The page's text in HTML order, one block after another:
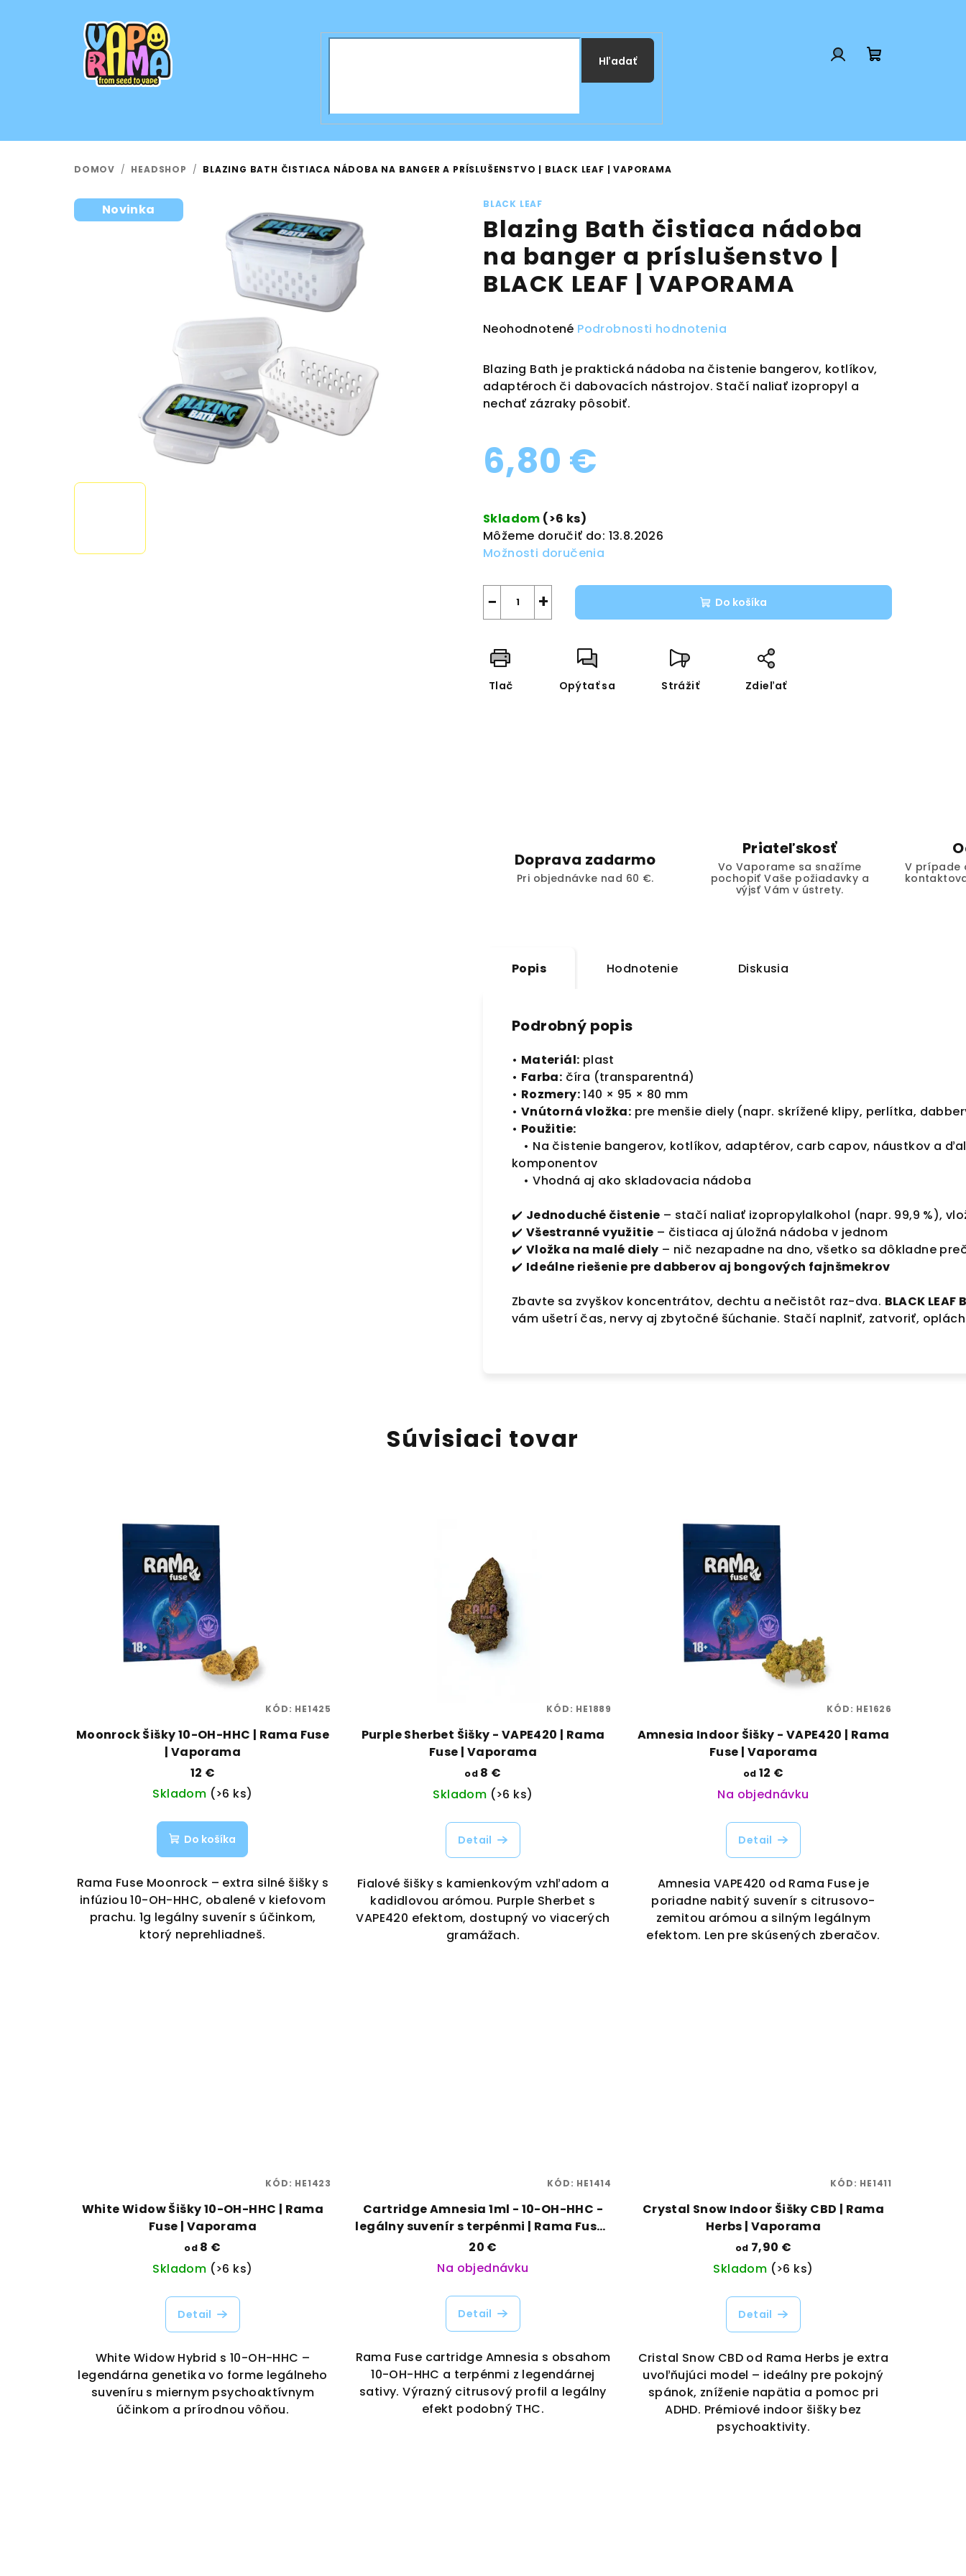
Hľadať
DOMOV / HEADSHOP / BLAZING BATH ČISTIACA NÁDOBA NA BANGER A PRÍSLUŠENSTVO | BLACK LEAF | VAPORAMA
BLACK LEAF
Blazing Bath čistiaca nádoba
na banger a príslušenstvo |
BLACK LEAF | VAPORAMA
Priemerné
produktu
je
0,0
hviezdičiek.
Neohodnotené Podrobnosti hodnotenia
Blazing Bath je praktická nádoba na čistenie bangerov, kotlíkov,
adaptéroch či dabovacích nástrojov. Stačí naliať izopropyl a
nechať zázraky pôsobiť.
6,80 €
cena:
Skladom (>6 ks)
Môžeme doručiť do: 13.8.2026
Možnosti doručenia
+
− Do košíka
Tlač Opýtať sa Strážiť Zdieľať
Novinka
Doprava zadarmo
Pri objednávke nad 60 €.
Priateľskosť
Vo Vaporame sa snažíme
pochopiť Vaše požiadavky a
výjsť Vám v ústrety.
V prípade
Popis Hodnotenie Diskusia
Podrobný popis
• Materiál: plast
• Farba: číra (transparentná)
• Rozmery:140 × 95 × 80 mm
• Vnútorná vložka: pre menšie diely (napr. skrížené klipy, perlítka,
• Použitie:
• Na čistenie bangerov, kotlíkov, adaptérov, carb capov, náustkov a
komponentov
• Vhodná aj ako skladovacia nádoba
✔️ Jednoduché čistenie – stačí naliať izopropylalkohol (napr. 99,9 %),
✔️ Všestranné využitie – čistiaca aj úložná nádoba v jednom
✔️ Vložka na malé diely – nič nezapadne na dno, všetko sa dôkladne
✔️ Ideálne riešenie pre dabberov aj bongových fajnšmekrov
Zbavte sa zvyškov koncentrátov, dechtu a nečistôt raz-dva. BLACK
vám ušetrí čas, nervy aj zbytočné šúchanie. Stačí naplniť, zatvoriť,
Súvisiaci tovar
Moonrock Šišky 10-OH-HHC | Rama Fuse
| Vaporama
12 €
Skladom (>6 ks)
Do košíka
Rama Fuse Moonrock – extra silné šišky s
infúziou 10-OH-HHC, obalené v kiefovom
prachu. 1g legálny suvenír s účinkom,
ktorý neprehliadneš.
KÓD: HE1425
Purple Sherbet Šišky - VAPE420 | Rama
Fuse | Vaporama
od 8 €
Skladom (>6 ks)
Detail
Fialové šišky s kamienkovým vzhľadom a
kadidlovou arómou. Purple Sherbet s
VAPE420 efektom, dostupný vo viacerých
gramážach.
KÓD: HE1889
Amnesia Indoor Šišky - VAPE420 | Rama
Fuse | Vaporama
od 12 €
Na objednávku
Detail
Amnesia VAPE420 od Rama Fuse je
poriadne nabitý suvenír s citrusovo-
zemitou arómou a silným legálnym
efektom. Len pre skúsených zberačov.
KÓD: HE1626
White Widow Šišky 10-OH-HHC | Rama
Fuse | Vaporama
od 8 €
Skladom (>6 ks)
Detail
White Widow Hybrid s 10-OH-HHC –
legendárna genetika vo forme legálneho
suveníru s miernym psychoaktívnym
účinkom a prírodnou vôňou.
KÓD: HE1423
Cartridge Amnesia 1ml - 10-OH-HHC -
legálny suvenír s terpénmi | Rama Fuse |
Vaporama
20 €
Na objednávku
Detail
Rama Fuse cartridge Amnesia s obsahom
10-OH-HHC a terpénmi z legendárnej
sativy. Výrazný citrusový profil a legálny
efekt podobný THC.
KÓD: HE1414
Crystal Snow Indoor Šišky CBD | Rama
Herbs | Vaporama
od 7,90 €
Skladom (>6 ks)
Detail
Cristal Snow CBD od Rama Herbs je extra
uvoľňujúci model – ideálny pre pokojný
spánok, zníženie napätia a pomoc pri
ADHD. Prémiové indoor šišky bez
psychoaktivity.
KÓD: HE1411